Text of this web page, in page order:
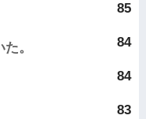
85
84
。
84
83